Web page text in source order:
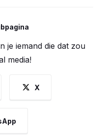
je iemand die dat zou
media!
X